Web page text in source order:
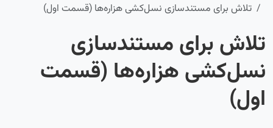
تلاش برای مستندسازی نسل‌کشی هزاره‌ها (قسمت اول)
تلاش برای مستندسازی
نسل‌کشی هزاره‌ها (قسمت
اول)